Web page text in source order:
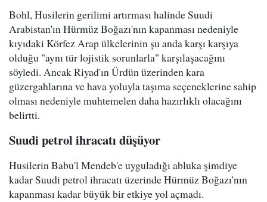
Bohl, Husilerin gerilimi artırması halinde Suudi
Arabistan'ın Hürmüz Boğazı'nın kapanması nedeniyle
kıyıdaki Körfez Arap ülkelerinin şu anda karşı karşıya
olduğu "aynı tür lojistik sorunlarla" karşılaşacağını
söyledi. Ancak Riyad'ın Ürdün üzerinden kara
güzergahlarına ve hava yoluyla taşıma seçeneklerine sahip
olması nedeniyle muhtemelen daha hazırlıklı olacağını
belirtti.
Suudi petrol ihracatı düşüyor
Husilerin Babu'l Mendeb'e uyguladığı abluka şimdiye
kadar Suudi petrol ihracatı üzerinde Hürmüz Boğazı'nın
kapanması kadar büyük bir etkiye yol açmadı.